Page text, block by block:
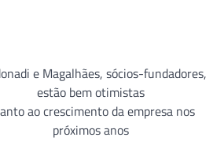
e Magalhães, sócios-fundadores,
estão bem otimistas
ao crescimento da empresa nos
próximos anos